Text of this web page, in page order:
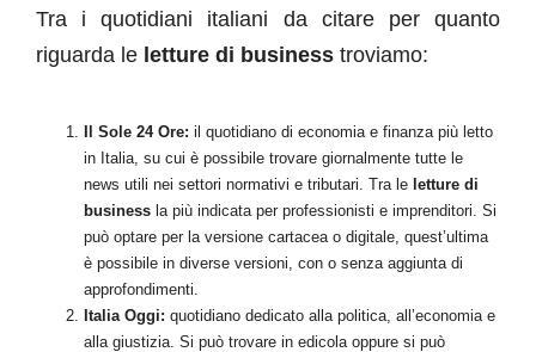
Tra i quotidiani italiani da citare per quanto
riguarda le letture di business troviamo:
Il Sole 24 Ore: il quotidiano di economia e finanza più letto
in Italia, su cui è possibile trovare giornalmente tutte le
news utili nei settori normativi e tributari. Tra le letture di
business la più indicata per professionisti e imprenditori. Si
può optare per la versione cartacea o digitale, quest’ultima
è possibile in diverse versioni, con o senza aggiunta di
approfondimenti.
Italia Oggi: quotidiano dedicato alla politica, all’economia e
alla giustizia. Si può trovare in edicola oppure si può